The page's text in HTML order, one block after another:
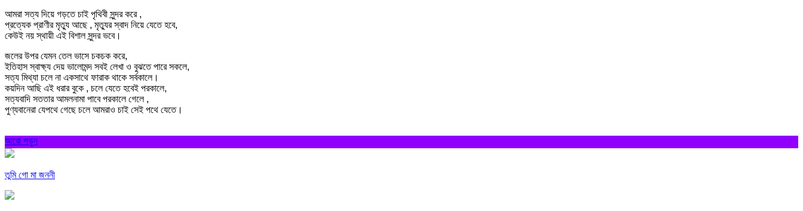
আমরা সত্য দিয়ে গড়তে চাই পৃথিবী সুন্দর করে ,
প্রত্যেক প্রাণীর মৃত্যু আছে , মৃত্যুর স্বাদ নিয়ে যেতে হবে,
কেউই নয় স্থায়ী এই বিশাল সুন্দর ভবে।
জলের উপর যেমন তেল ভাসে চকচক করে,
ইতিহাস স্বাক্ষ্য দেয় ভালোমন্দ সবই লেখা ও বুঝতে পারে সকলে,
সত্য মিথ্যা চলে না একসাথে ফারাক থাকে সর্বকালে।
কয়দিন আছি এই ধরার বুকে , চলে যেতে হবেই পরকালে,
সত্যবাদি সততার আমলনামা পাবে পরকালে গেলে ,
পুণ্যবানেরা যেপথে গেছে চলে আমরাও চাই সেই পথে যেতে।
আরো পড়ুন
তুমি গো মা জননী